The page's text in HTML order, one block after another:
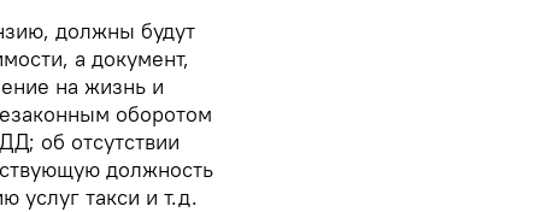
должны будут
а документ,
на жизнь и
оборотом
об отсутствии
должность
услуг такси и т.д.